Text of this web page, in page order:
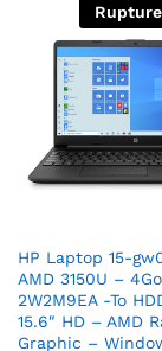
HP Laptop 15-
AMD 3150U –
2W2M9EA -To
15.6″ HD – AMD
Graphic –